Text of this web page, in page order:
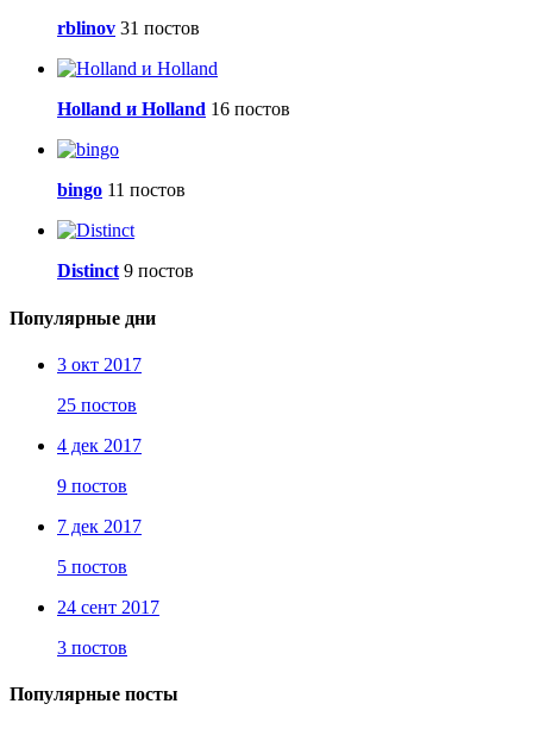
rblinov 31 постов
Holland и Holland 16 постов
bingo 11 постов
Distinct 9 постов
Популярные дни
3 окт 2017
25 постов
4 дек 2017
9 постов
7 дек 2017
5 постов
24 сент 2017
3 постов
Популярные посты